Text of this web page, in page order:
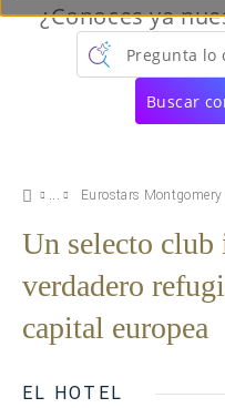
¿Conoces ya
Pregunta lo
Buscar
Eurostars Montgomery
Un selecto club
verdadero
capital europea
EL HOTEL